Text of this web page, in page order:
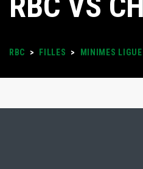
RBC > FILLES > MINIMES